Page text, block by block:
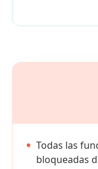
Todas las
bloqueadas